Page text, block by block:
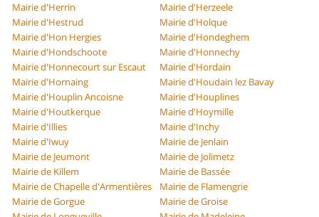
Mairie d'Herrin
Mairie d'Herzeele
Mairie d'Hestrud
Mairie d'Holque
Mairie d'Hon Hergies
Mairie d'Hondeghem
Mairie d'Hondschoote
Mairie d'Honnechy
Mairie d'Honnecourt sur Escaut
Mairie d'Hordain
Mairie d'Hornaing
Mairie d'Houdain lez Bavay
Mairie d'Houplin Ancoisne
Mairie d'Houplines
Mairie d'Houtkerque
Mairie d'Hoymille
Mairie d'Illies
Mairie d'Inchy
Mairie d'Iwuy
Mairie de Jenlain
Mairie de Jeumont
Mairie de Jolimetz
Mairie de Killem
Mairie de Bassée
Mairie de Chapelle d'Armentières
Mairie de Flamengrie
Mairie de Gorgue
Mairie de Groise